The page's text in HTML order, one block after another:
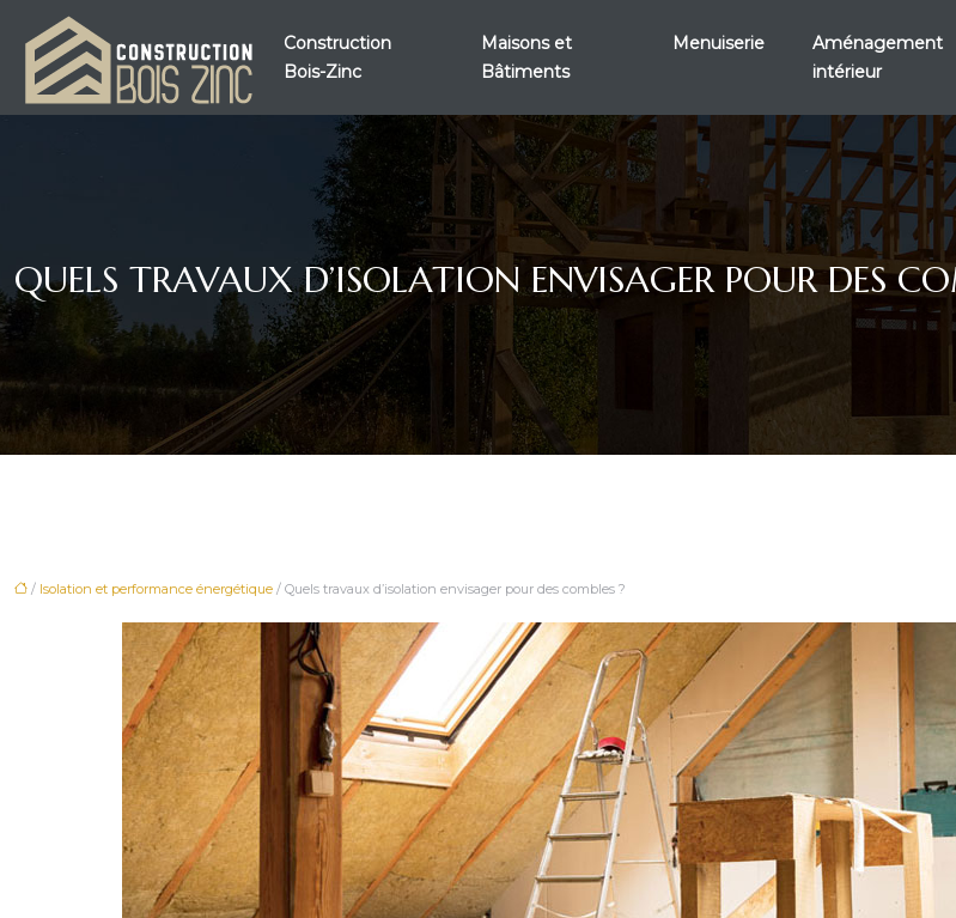
Construction
Bois-Zinc
Maisons et
Bâtiments
Menuiserie
Aménagement
intérieur
QUELS TRAVAUX D’ISOLATION ENVISAGER POUR DES
/ Isolation et performance énergétique / Quels travaux d’isolation envisager pour des combles ?